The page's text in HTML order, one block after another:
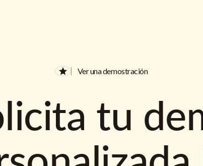
Ver una demostración
tu